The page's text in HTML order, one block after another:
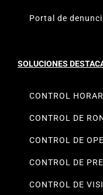
Portal de
SOLUCIONES
CONTROL
CONTROL DE
CONTROL DE
CONTROL DE
CONTROL DE